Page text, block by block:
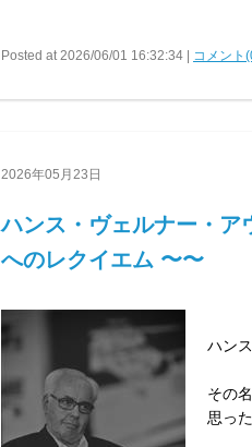
Posted at 2026/06/01 16:32:34 | コメント
2026年05月23日
ハンス・ヴェルナー・ア
へのレクイエム 〜〜
ハン
その
思った